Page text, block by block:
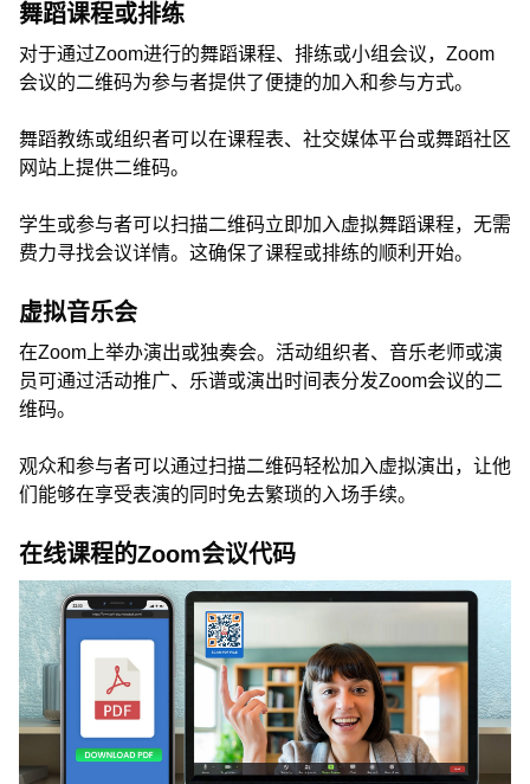
舞蹈课程或排练
对于通过Zoom进行的舞蹈课程、排练或小组会议，Zoom
会议的二维码为参与者提供了便捷的加入和参与方式。
舞蹈教练或组织者可以在课程表、社交媒体平台或舞蹈社区
网站上提供二维码。
学生或参与者可以扫描二维码立即加入虚拟舞蹈课程，无需
费力寻找会议详情。这确保了课程或排练的顺利开始。
虚拟音乐会
在Zoom上举办演出或独奏会。活动组织者、音乐老师或演
员可通过活动推广、乐谱或演出时间表分发Zoom会议的二
维码。
观众和参与者可以通过扫描二维码轻松加入虚拟演出，让他
们能够在享受表演的同时免去繁琐的入场手续。
在线课程的Zoom会议代码